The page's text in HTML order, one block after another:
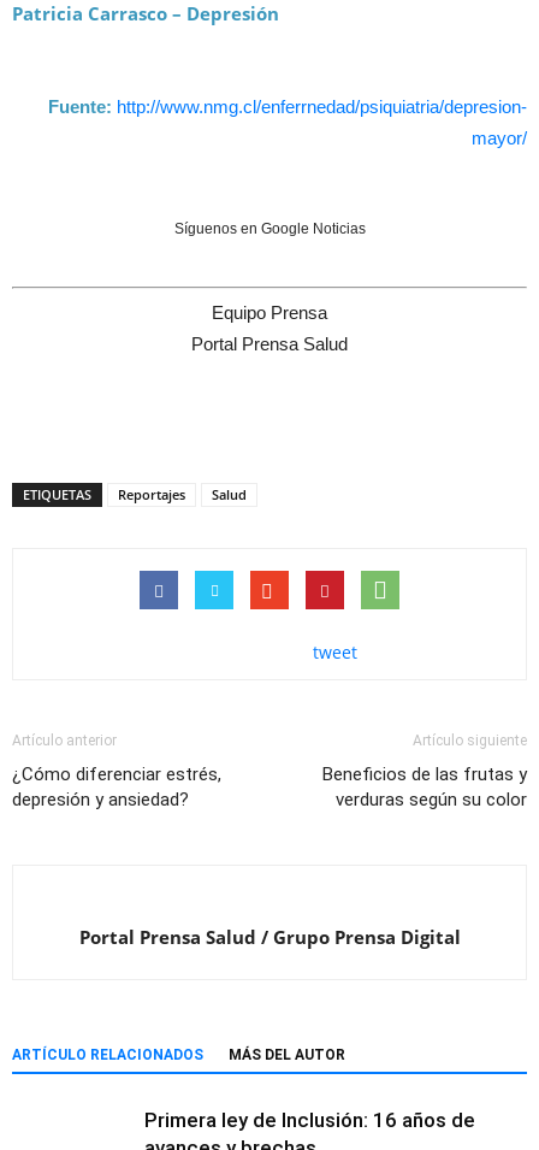
Patricia Carrasco – Depresión
Fuente: http://www.nmg.cl/enferrnedad/psiquiatria/depresion-
mayor/
Síguenos en Google Noticias
Equipo Prensa
Portal Prensa Salud
ETIQUETAS Reportajes Salud
tweet
Artículo anterior
¿Cómo diferenciar estrés,
depresión y ansiedad?
Artículo siguiente
Beneficios de las frutas y
verduras según su color
Portal Prensa Salud / Grupo Prensa Digital
ARTÍCULO RELACIONADOS MÁS DEL AUTOR
Primera ley de Inclusión: 16 años de